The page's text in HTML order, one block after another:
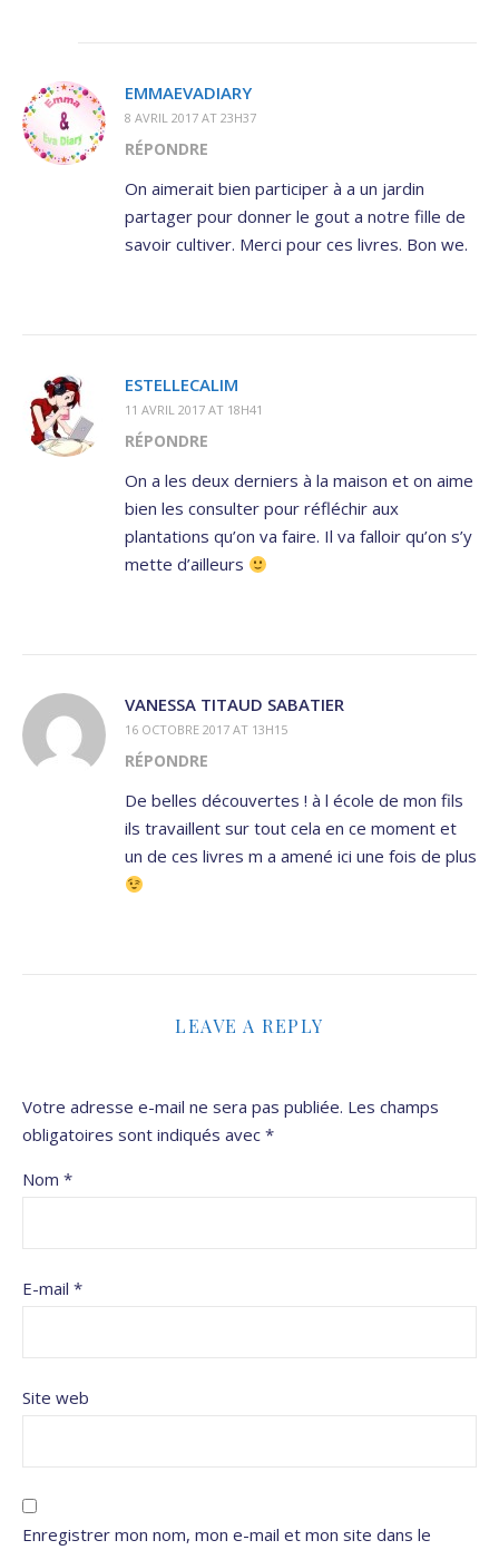
EMMAEVADIARY
8 AVRIL 2017 AT 23H37
RÉPONDRE
On aimerait bien participer à a un jardin
partager pour donner le gout a notre fille de
savoir cultiver. Merci pour ces livres. Bon we.
ESTELLECALIM
11 AVRIL 2017 AT 18H41
RÉPONDRE
On a les deux derniers à la maison et on aime
bien les consulter pour réfléchir aux
plantations qu’on va faire. Il va falloir qu’on s’y
mette d’ailleurs
VANESSA TITAUD SABATIER
16 OCTOBRE 2017 AT 13H15
RÉPONDRE
De belles découvertes ! à l école de mon fils
ils travaillent sur tout cela en ce moment et
un de ces livres m a amené ici une fois de plus
LEAVE A REPLY
Votre adresse e-mail ne sera pas publiée. Les champs
obligatoires sont indiqués avec *
Nom *
E-mail *
Site web
Enregistrer mon nom, mon e-mail et mon site dans le